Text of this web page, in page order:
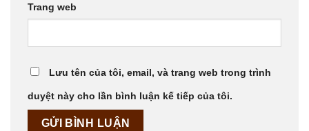
Trang web
Lưu tên của tôi, email, và trang web trong trình
duyệt này cho lần bình luận kế tiếp của tôi.